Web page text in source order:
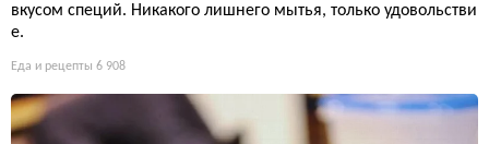
вкусом специй. Никакого лишнего мытья, только удовольстви
е.
Еда и рецепты 6 908